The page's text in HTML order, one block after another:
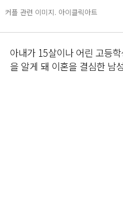
커플 관련 이미지. 아이클릭아트
아내가 15살이나 어린 고등
을 알게 돼 이혼을 결심한 남